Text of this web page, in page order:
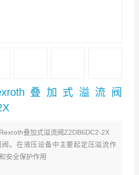
叠加式溢流阀
叠加式溢流阀Z2DB6DC2-2X
。在液压设备中主要起定压溢流作
安全保护作用